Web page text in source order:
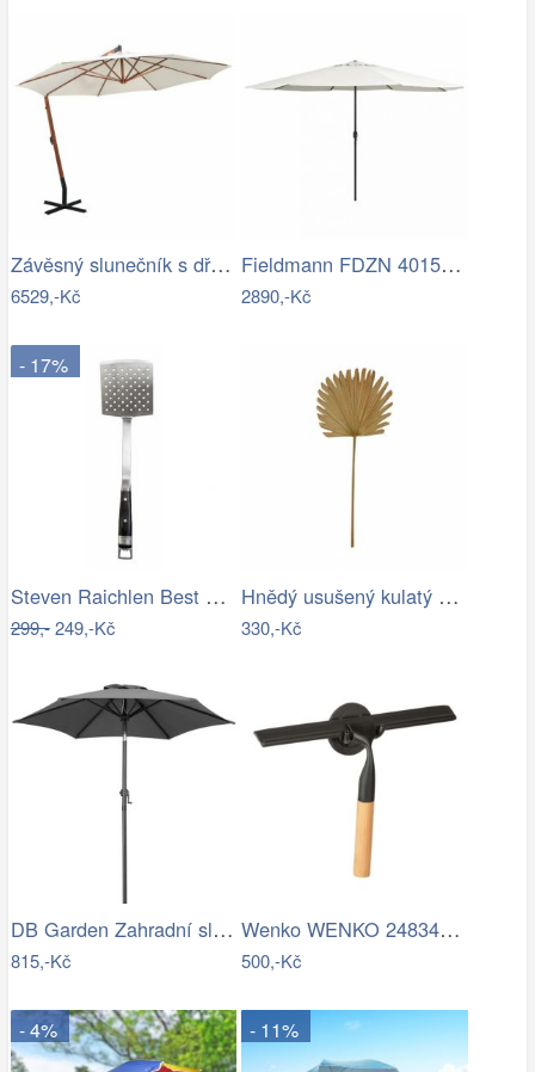
Závěsný slunečník s dřevěnou tyčí Ø 350…
6529,-Kč
Fieldmann FDZN 4015 krémová
2890,-Kč
- 17%
Steven Raichlen Best of Barbecue…
299,-249,-Kč
Hnědý usušený kulatý dekorativní list…
330,-Kč
DB Garden Zahradní slunečník Diane…
815,-Kč
Wenko WENKO 24834100 - Stěrka BAMBUSa…
500,-Kč
- 4% - 11%